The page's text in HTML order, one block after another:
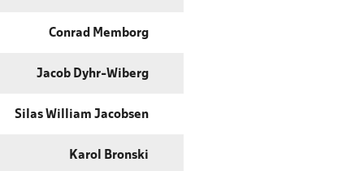
Conrad Memborg
Jacob Dyhr-Wiberg
Silas William Jacobsen
Karol Bronski